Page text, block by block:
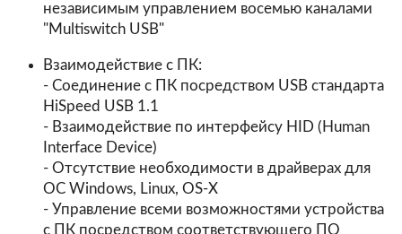
независимым управлением восемью каналами
"Multiswitch USB"
Взаимодействие с ПК:
- Соединение с ПК посредством USB стандарта
HiSpeed USB 1.1
- Взаимодействие по интерфейсу HID (Human
Interface Device)
- Отсутствие необходимости в драйверах для
ОС Windows, Linux, OS-X
- Управление всеми возможностями устройства
с ПК посредством соответствующего ПО